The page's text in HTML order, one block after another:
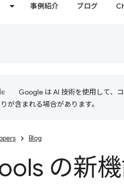
事例紹介 ブログ
Google は AI 技術を使用して、
が含まれる場合があります。
Blog
の新